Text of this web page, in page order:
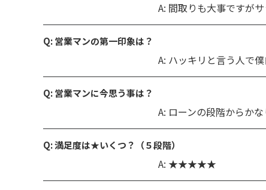
A: 間取りも大事ですが
Q: 営業マンの第一印象は？
A: ハッキリと言う人で
Q: 営業マンに今思う事は？
A: ローンの段階からか
Q: 満足度は★いくつ？（５段階）
A: ★★★★★